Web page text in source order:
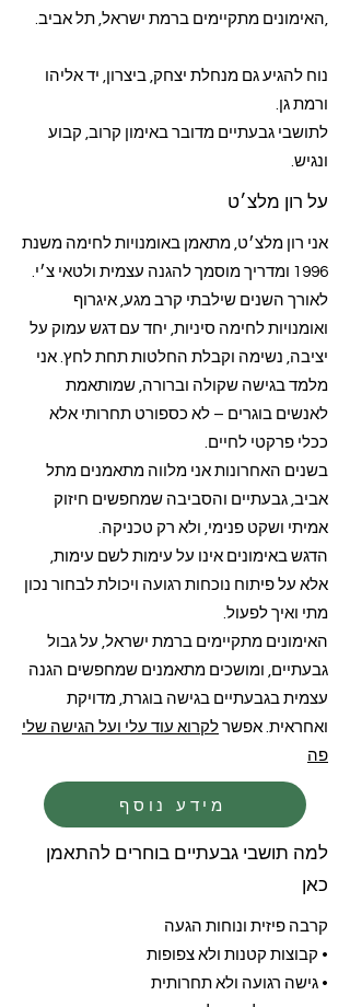
,האימונים מתקיימים ברמת ישראל, תל אביב.
נוח להגיע גם מנחלת יצחק, ביצרון, יד אליהו
ורמת גן.
לתושבי גבעתיים מדובר באימון קרוב, קבוע
ונגיש.
על רון מלצ׳ט
אני רון מלצ׳ט, מתאמן באומנויות לחימה משנת
1996 ומדריך מוסמך להגנה עצמית ולטאי צ׳י.
לאורך השנים שילבתי קרב מגע, איגרוף
ואומנויות לחימה סיניות, יחד עם דגש עמוק על
יציבה, נשימה וקבלת החלטות תחת לחץ. אני
מלמד בגישה שקולה וברורה, שמותאמת
לאנשים בוגרים – לא כספורט תחרותי אלא
ככלי פרקטי לחיים.
בשנים האחרונות אני מלווה מתאמנים מתל
אביב, גבעתיים והסביבה שמחפשים חיזוק
אמיתי ושקט פנימי, ולא רק טכניקה.
הדגש באימונים אינו על עימות לשם עימות,
אלא על פיתוח נוכחות רגועה ויכולת לבחור נכון
מתי ואיך לפעול.
האימונים מתקיימים ברמת ישראל, על גבול
גבעתיים, ומושכים מתאמנים שמחפשים הגנה
עצמית בגבעתיים בגישה בוגרת, מדויקת
ואחראית. אפשר לקרוא עוד עלי ועל הגישה שלי
פה
מידע נוסף
למה תושבי גבעתיים בוחרים להתאמן
כאן
קרבה פיזית ונוחות הגעה
• קבוצות קטנות ולא צפופות
• גישה רגועה ולא תחרותית